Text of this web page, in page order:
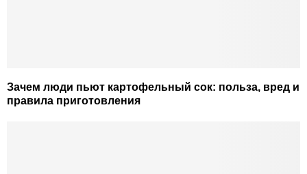
Зачем люди пьют картофельный сок: польза, вред и
правила приготовления